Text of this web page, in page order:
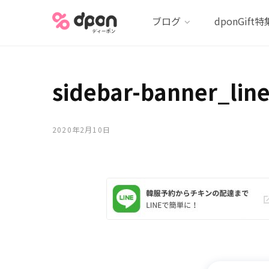
ブログ dponGift特
sidebar-
2020年2月10日